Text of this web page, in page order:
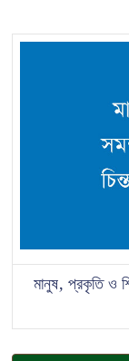
মানুষ, প্রকৃতি ও